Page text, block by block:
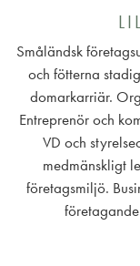
Småländsk
och fötterna
domarkarriär.
Entreprenör och
VD och
medmänskligt
företagsmiljö.